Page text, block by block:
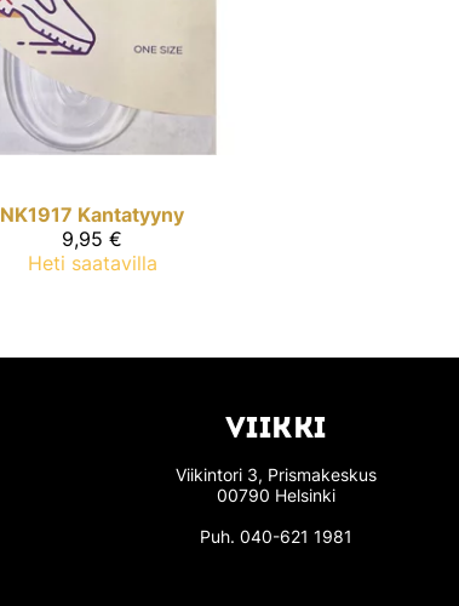
NK1917 Kantatyyny
9,95 €
Heti saatavilla
VIIKKI
Viikintori 3, Prismakeskus
00790 Helsinki
Puh. 040-621 1981